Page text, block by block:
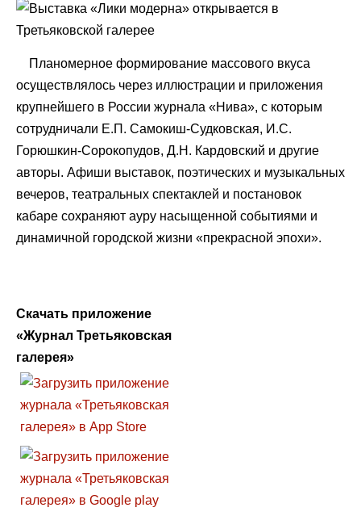
Планомерное формирование массового вкуса
осуществлялось через иллюстрации и приложения
крупнейшего в России журнала «Нива», с которым
сотрудничали Е.П. Самокиш-Судковская, И.С.
Горюшкин-Сорокопудов, Д.Н. Кардовский и другие
авторы. Афиши выставок, поэтических и музыкальных
вечеров, театральных спектаклей и постановок
кабаре сохраняют ауру насыщенной событиями и
динамичной городской жизни «прекрасной эпохи».
Скачать приложение
«Журнал Третьяковская
галерея»